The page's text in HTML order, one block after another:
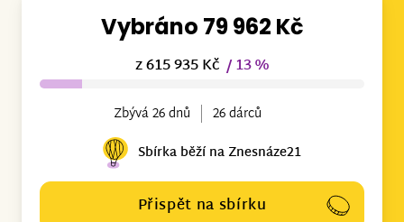
Vybráno 79 962 Kč
z 615 935 Kč / 13 %
Zbývá 26 dnů
26 dárců
Sbírka běží na Znesnáze21
Přispět na sbírku